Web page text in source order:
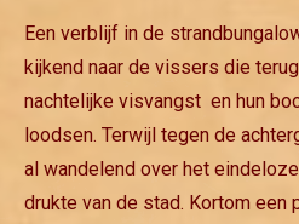
Een verblijf in de
kijkend naar de vissers die
nachtelijke visvangst en hun
loodsen. Terwijl tegen de
al wandelend over het
drukte van de stad. Kortom een